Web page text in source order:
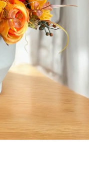
STABILIZOVANÁ
ANDĚL
389 Kč